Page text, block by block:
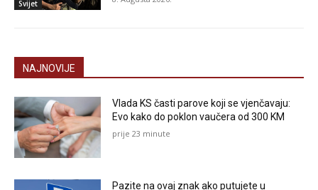
Svijet
NAJNOVIJE
Vlada KS časti parove koji se vjenčavaju:
Evo kako do poklon vaučera od 300 KM
prije 23 minute
Pazite na ovaj znak ako putujete u